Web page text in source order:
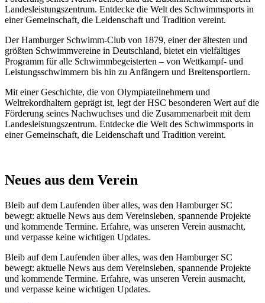
Landesleistungszentrum. Entdecke die Welt des Schwimmsports in
einer Gemeinschaft, die Leidenschaft und Tradition vereint.
Der Hamburger Schwimm-Club von 1879, einer der ältesten und
größten Schwimmvereine in Deutschland, bietet ein vielfältiges
Programm für alle Schwimmbegeisterten – von Wettkampf- und
Leistungsschwimmern bis hin zu Anfängern und Breitensportlern.
Mit einer Geschichte, die von Olympiateilnehmern und
Weltrekordhaltern geprägt ist, legt der HSC besonderen Wert auf die
Förderung seines Nachwuchses und die Zusammenarbeit mit dem
Landesleistungszentrum. Entdecke die Welt des Schwimmsports in
einer Gemeinschaft, die Leidenschaft und Tradition vereint.
Neues aus dem Verein
Bleib auf dem Laufenden über alles, was den Hamburger SC
bewegt: aktuelle News aus dem Vereinsleben, spannende Projekte
und kommende Termine. Erfahre, was unseren Verein ausmacht,
und verpasse keine wichtigen Updates.
Bleib auf dem Laufenden über alles, was den Hamburger SC
bewegt: aktuelle News aus dem Vereinsleben, spannende Projekte
und kommende Termine. Erfahre, was unseren Verein ausmacht,
und verpasse keine wichtigen Updates.